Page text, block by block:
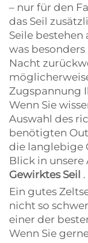
– nur für den
das Seil
Seile
was
Nacht
Zugspannung
Wenn Sie
Auswahl des
benötigten
die langlebige
Blick in unsere
Gewirktes Seil .
Ein gutes
nicht so
einer der
Wenn Sie